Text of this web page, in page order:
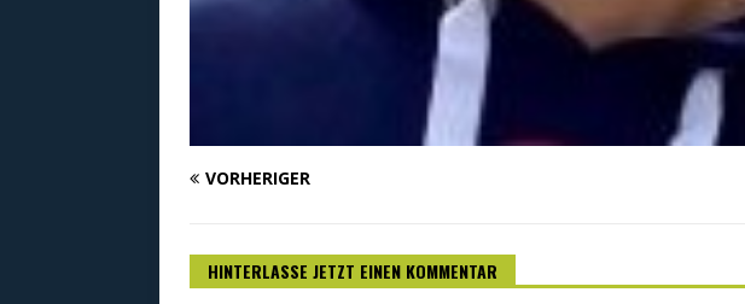
VORHERIGER
HINTERLASSE JETZT EINEN KOMMENTAR